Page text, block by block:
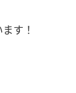
す！